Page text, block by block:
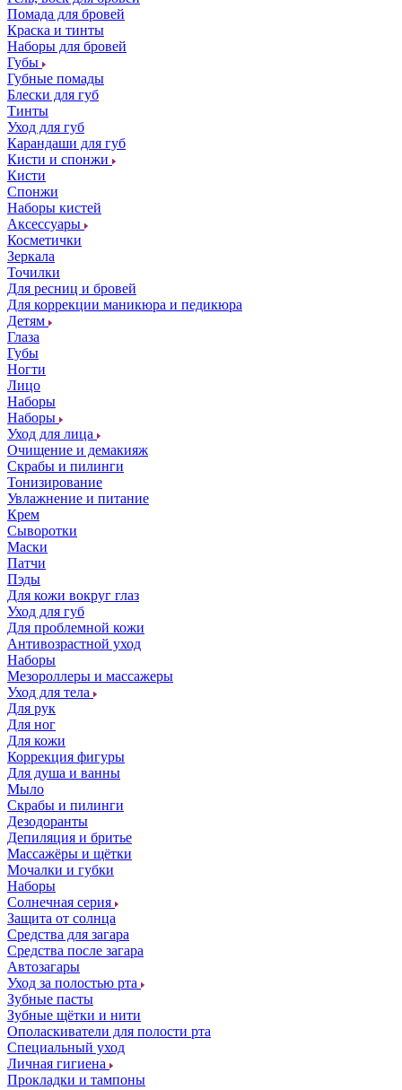
Помада для бровей
Краска и тинты
Наборы для бровей
Губы
Губные помады
Блески для губ
Тинты
Уход для губ
Карандаши для губ
Кисти и спонжи
Кисти
Спонжи
Наборы кистей
Аксессуары
Косметички
Зеркала
Точилки
Для ресниц и бровей
Для коррекции маникюра и педикюра
Детям
Глаза
Губы
Ногти
Лицо
Наборы
Наборы
Уход для лица
Очищение и демакияж
Скрабы и пилинги
Тонизирование
Увлажнение и питание
Крем
Сыворотки
Маски
Патчи
Пэды
Для кожи вокруг глаз
Уход для губ
Для проблемной кожи
Антивозрастной уход
Наборы
Мезороллеры и массажеры
Уход для тела
Для рук
Для ног
Для кожи
Коррекция фигуры
Для душа и ванны
Мыло
Скрабы и пилинги
Дезодоранты
Депиляция и бритье
Массажёры и щётки
Мочалки и губки
Наборы
Солнечная серия
Защита от солнца
Средства для загара
Средства после загара
Автозагары
Уход за полостью рта
Зубные пасты
Зубные щётки и нити
Ополаскиватели для полости рта
Специальный уход
Личная гигиена
Прокладки и тампоны